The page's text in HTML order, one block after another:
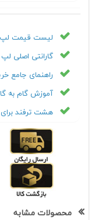
لیست قیمت
گارانتی اصلی
راهنمای جامع
آموزش گام به
هشت ترفند برای
محصولات مشابه